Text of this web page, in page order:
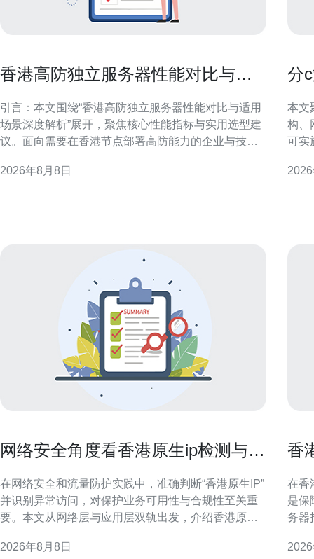
香港高防独立服务器性能对比与适
引言：本文围绕“香港高防独立服务器性能对比与适用
场景深度解析”展开，聚焦核心性能指标与实用选型建
议。面向需要在香港节点部署高防能力的企业与技术
免主观夸大，便于SEO与业务落地。 香港高防独立服
2026年8月8日
分
本文
构、
可实
值
网络安全角度看香港原生ip检测与异
在网络安全和流量防护实践中，准确判断“香港原生IP”
并识别异常访问，对保护业务可用性与合规性至关重
要。本文从网络层与应用层双轨出发，介绍香港原生
法，以及可落地的联合防御策略，帮助安全团队提高
2026年8月8日
香
在香
是保
务器
前提下降低开